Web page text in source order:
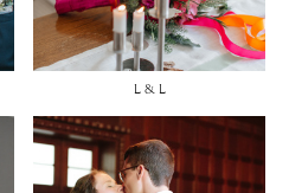
L & L